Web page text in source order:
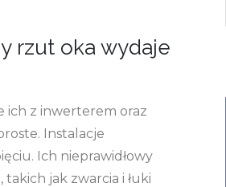
rzut oka wydaje
ich z inwerterem oraz
Instalacje
Ich nieprawidłowy
jak zwarcia i łuki